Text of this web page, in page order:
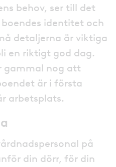
behov, ser till det
identitet och
detaljerna är viktiga
en riktigt god dag.
gammal nog att
är i första
arbetsplats.
på
din dörr, för din